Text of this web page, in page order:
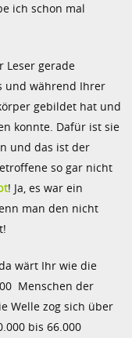
ich schon mal
Leser gerade
und während Ihrer
gebildet hat und
konnte. Dafür ist sie
und das ist der
so gar nicht
! Ja, es war ein
man den nicht
wärt Ihr wie die
Menschen der
Welle zog sich über
bis 66.000